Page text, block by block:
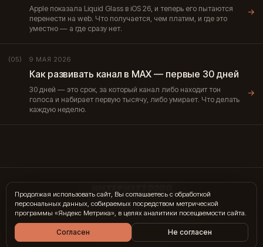
Apple показала Liquid Glass в iOS 26, и теперь его пытаются
перенести на web. Что получается, чем платим, и где это
уместно — а где сразу нет.
→
(05) 9 МАЯ 2026
Как развивать канал в МАХ — первые 30 дней
30 дней — это срок, за который канал либо находит тон
голоса и набирает первую тысячу, либо умирает. Что делать
каждую неделю.
→
hi@internet10k.com·+7 995 300-18-02·Telegram·MAX
Услуги·Гиды·Журнал·Отзывы · Контакты
© 2014 — 2026 · Москва
Продолжая использовать сайт, Вы соглашаетесь с обработкой
персональных данных, собираемых посредством метрической
программы «Яндекс Метрика», в целях аналитики посещаемости сайта.
Согласен Не согласен